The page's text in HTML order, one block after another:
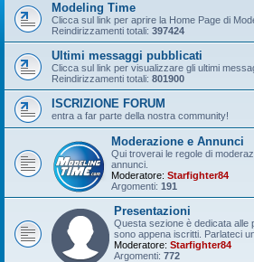
Modeling Time
Clicca sul link per aprire la Home Page di
Reindirizzamenti totali: 397424
Ultimi messaggi pubblicati
Clicca sul link per visualizzare gli ultimi
Reindirizzamenti totali: 801900
ISCRIZIONE FORUM
entra a far parte della nostra community!
Moderazione e Annunci
Qui troverai le regole di
annunci.
Moderatore: Starfighter84
Argomenti: 191
Presentazioni
Questa sezione è dedicata alle
sono appena iscritti. Parlateci un
Moderatore: Starfighter84
Argomenti: 772